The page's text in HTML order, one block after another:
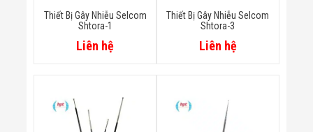
Thiết Bị Gây Nhiễu Selcom
Shtora-1
Liên hệ
Thiết Bị Gây Nhiễu Selcom
Shtora-3
Liên hệ